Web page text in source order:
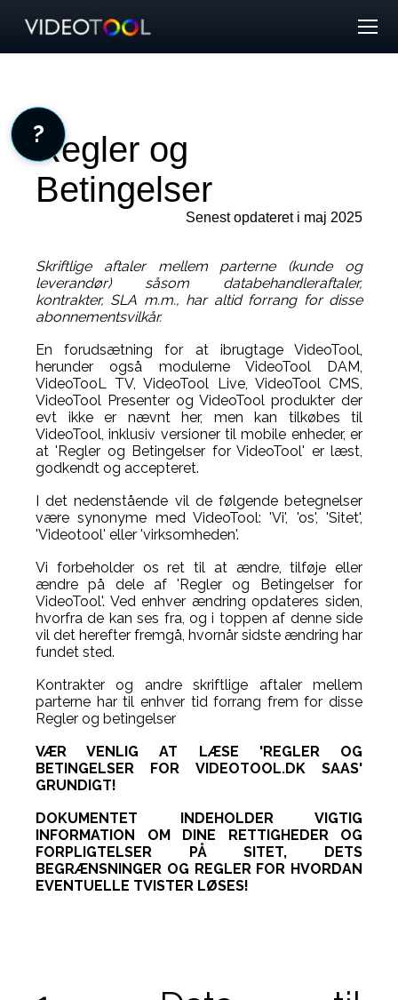
Regler og
Betingelser
Senest opdateret i maj 2025
Skriftlige aftaler mellem parterne (kunde og
leverandør) såsom databehandleraftaler,
kontrakter, SLA m.m., har altid forrang for disse
abonnementsvilkår.
En forudsætning for at ibrugtage VideoTool,
herunder også modulerne VideoTool DAM,
VideoTooL TV, VideoTool Live, VideoTool CMS,
VideoTool Presenter og VideoTool produkter der
evt ikke er nævnt her, men kan tilkøbes til
VideoTool, inklusiv versioner til mobile enheder, er
at 'Regler og Betingelser for VideoTool' er læst,
godkendt og accepteret.
I det nedenstående vil de følgende betegnelser
være synonyme med VideoTool: 'Vi', 'os', 'Sitet',
'Videotool' eller 'virksomheden'.
Vi forbeholder os ret til at ændre, tilføje eller
ændre på dele af 'Regler og Betingelser for
VideoTool'. Ved enhver ændring opdateres siden,
hvorfra de kan ses fra, og i toppen af denne side
vil det herefter fremgå, hvornår sidste ændring har
fundet sted.
Kontrakter og andre skriftlige aftaler mellem
parterne har til enhver tid forrang frem for disse
Regler og betingelser
VÆR VENLIG AT LÆSE 'REGLER OG
BETINGELSER FOR VIDEOTOOL.DK SAAS'
GRUNDIGT!
DOKUMENTET INDEHOLDER VIGTIG
INFORMATION OM DINE RETTIGHEDER OG
FORPLIGTELSER PÅ SITET, DETS
BEGRÆNSNINGER OG REGLER FOR HVORDAN
EVENTUELLE TVISTER LØSES!
?